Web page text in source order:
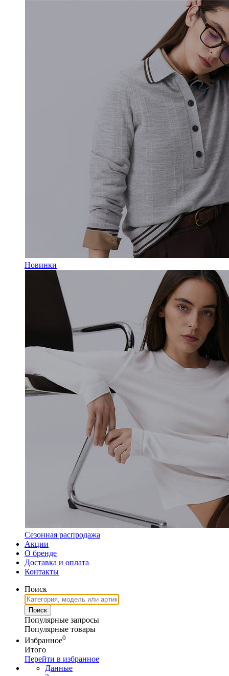
Новинки
Сезонная распродажа
Акции
О бренде
Доставка и оплата
Контакты
Поиск
Популярные запросы
Популярные товары
Избранное0
Итого
Перейти в избранное
Данные